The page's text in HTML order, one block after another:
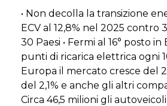
• Non decolla la transizione
ECV al 12,8% nel 2025 contro
30 Paesi • Fermi al 16° posto in
punti di ricarica elettrica ogni
Europa il mercato cresce del
del 2,1% e anche gli altri
Circa 46,5 milioni gli